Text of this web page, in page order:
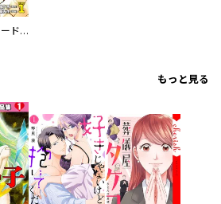
探偵犬シャードック（新装版）
もっと見る